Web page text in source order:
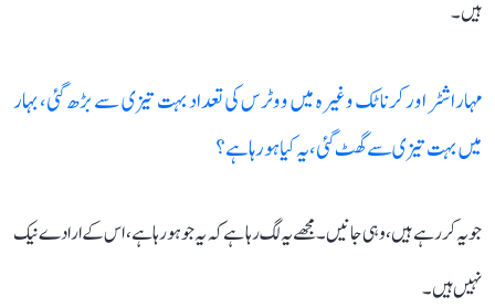
ہیں۔
مہاراشٹر اور کرناٹک وغیرہ میں ووٹرس کی تعداد بہت تیزی سے بڑھ گئی، بہار
میں بہت تیزی سے گھٹ گئی، یہ کیا ہو رہا ہے؟
جو یہ کر رہے ہیں، وہی جانیں۔ مجھے یہ لگ رہا ہے کہ یہ جو ہو رہا ہے، اس کے ارادے نیک
نہیں ہیں۔